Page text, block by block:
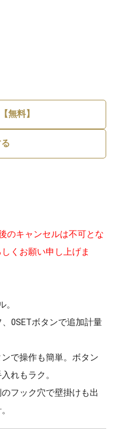
無料】
のキャンセルは不可とな
くお願い申し上げま
0SETボタンで追加計量
で操作も簡単。ボタン
れもラク。
フック穴で壁掛けも出